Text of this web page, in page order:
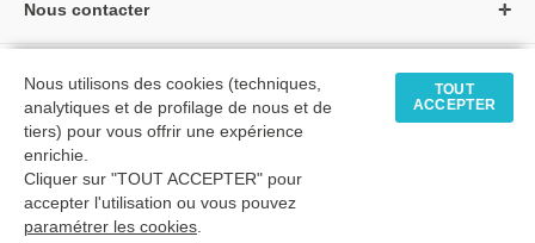
Créer un compte
★ Avis clients vérifiés
Livraisons et retours
Tarifs négociés
Comment passer commande
Mon compte
Nous contacter
Formulaire de contact
Siège social
Tous nos livres
Livres petite enfance
Livres maternelle
Livres élémentaire
Livres collège
© 2026 - LIRE DEMAIN
C.G.U | C.G.V | Plan du site
Nous utilisons des cookies (techniques,
analytiques et de profilage de nous et de
tiers) pour vous offrir une expérience
enrichie.
Cliquer sur "TOUT ACCEPTER" pour
accepter l'utilisation ou vous pouvez
paramétrer les cookies.
TOUT
ACCEPTER